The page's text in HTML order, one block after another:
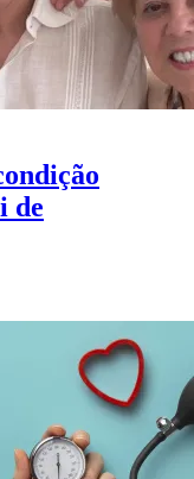
de